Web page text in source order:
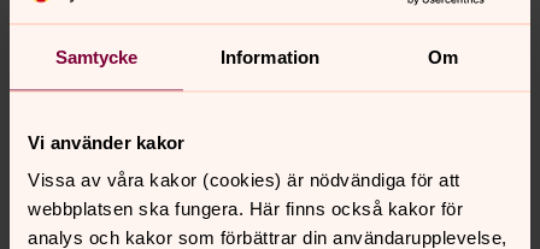
Samtycke Information Om
Vi använder kakor
Vissa av våra kakor (cookies) är nödvändiga för att
webbplatsen ska fungera. Här finns också kakor för
analys och kakor som förbättrar din användarupplevelse,
Senast ändrad 1 juni 2026
Synpunkter eller frågor på sidans
innehåll?
adolf-fredrik.forsamling@svenskakyrkan.se